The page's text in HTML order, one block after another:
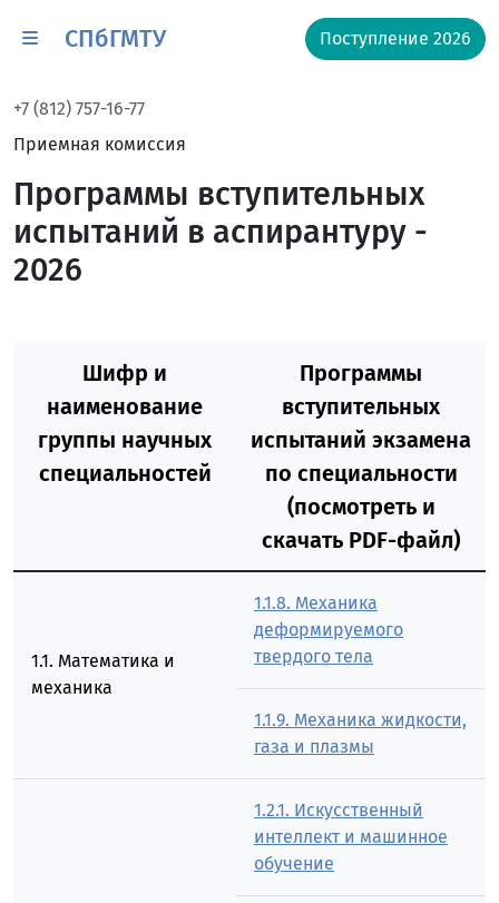
СПбГМТУ Поступление 2026
+7 (812) 757-16-77
Приемная комиссия
Программы вступительных
испытаний в аспирантуру -
2026
Шифр и
наименование
группы научных
специальностей
Программы
вступительных
испытаний экзамена
по специальности
(посмотреть и
скачать PDF-файл)
1.1. Математика и
механика
1.1.8. Механика
деформируемого
твердого тела
1.1.9. Механика жидкости,
газа и плазмы
1.2.1. Искусственный
интеллект и машинное
обучение